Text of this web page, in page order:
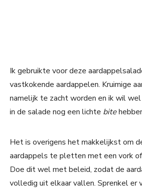
Ik gebruikte voor deze
vastkokende aardappelen. Kruimige
namelijk te zacht worden en ik wil
in de salade nog een lichte bite
Het is overigens het makkelijkst om
aardappels te pletten met een vork
Doe dit wel met beleid, zodat de
volledig uit elkaar vallen. Sprenkel er